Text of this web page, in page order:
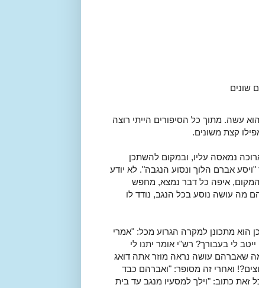
שונים
עשה. מתוך כל הסיפורים הייתי רוצה
קצת משונים.
נמאסה עליו, ובמקום להשתכן
אברם הלוך ונסוע הנגבה". לא יודע
המקום, איפה כל דבר נמצא, מחפש
מה עושה נוסע בכל הנגב, נודד לו
הוא מתכונן למקרה הגרוע מכל: "אמרי
לי בעבורך? רש"י אומר יתנו לי
שאברהם עושה נראה מוזר אתה דואג
ואחרי זה מסופר: "ואברהם כבד
כתוב: "וילך למסעיו מנגב עד בית